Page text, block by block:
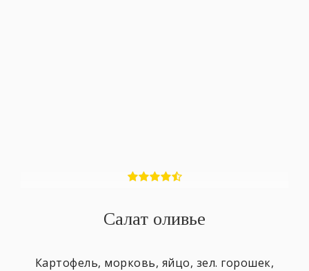
Салат оливье
Картофель, морковь, яйцо, зел. горошек,